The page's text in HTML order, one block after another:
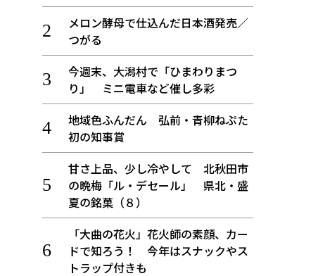
メロン酵母で仕込んだ日本酒発売／
つがる
今週末、大潟村で「ひまわりまつ
り」 ミニ電車など催し多彩
地域色ふんだん 弘前・青柳ねぷた
初の知事賞
甘さ上品、少し冷やして 北秋田市
の晩梅「ル・デセール」 県北・盛
夏の銘菓（８）
「大曲の花火」花火師の素顔、カー
ドで知ろう！ 今年はスナックやス
トラップ付きも